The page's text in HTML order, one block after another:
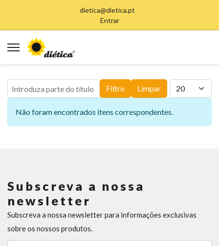
dietica@dietica.pt
Entrar
Introduza parte do título Filtro Limpar Qtd. a exibir
Informação
Não foram encontrados itens correspondentes.
Subscreva a nossa
newsletter
Subscreva a nossa newsletter para informações exclusivas
sobre os nossos produtos.